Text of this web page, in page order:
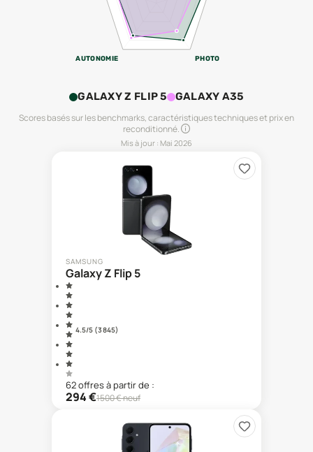
PHOTO
AUTONOMIE
GALAXY Z FLIP 5 GALAXY A35
Scores basés sur les benchmarks, caractéristiques techniques et prix en
reconditionné.
Mis à jour : Mai 2026
SAMSUNG
Galaxy Z Flip 5
4.5/5 (3 845)
62offresà partir de :
294€1500€ neuf